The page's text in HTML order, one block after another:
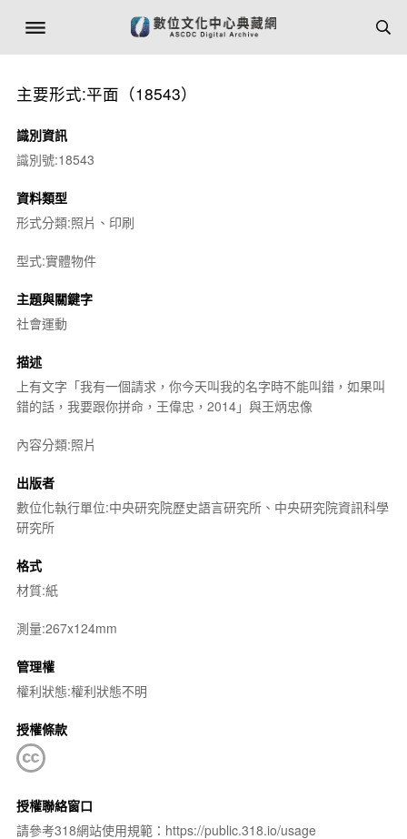
主要形式:平面（18543）
識別資訊
識別號:18543
資料類型
形式分類:照片、印刷
型式:實體物件
主題與關鍵字
社會運動
描述
上有文字「我有一個請求，你今天叫我的名字時不能叫錯，如果叫
錯的話，我要跟你拼命，王偉忠，2014」與王炳忠像
內容分類:照片
出版者
數位化執行單位:中央研究院歷史語言研究所、中央研究院資訊科學
研究所
格式
材質:紙
測量:267x124mm
管理權
權利狀態:權利狀態不明
授權條款
授權聯絡窗口
請參考318網站使用規範：https://public.318.io/usage